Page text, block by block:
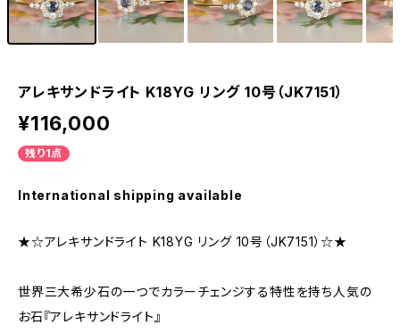
アレキサンドライト K18YG リング 10号（JK7151）
¥116,000
残り1点
International shipping available
★☆アレキサンドライト K18YG リング 10号（JK7151）☆★
世界三大希少石の一つでカラーチェンジする特性を持ち人気の
お石『アレキサンドライト』